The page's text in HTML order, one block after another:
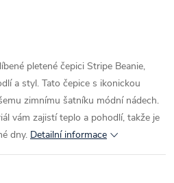
pletené čepici Stripe Beanie,
a styl. Tato čepice s ikonickou
zimnímu šatníku módní nádech.
vám zajistí teplo a pohodlí, takže je
dny. Detailní informace